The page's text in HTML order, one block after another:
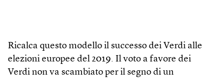
Ricalca questo modello il successo dei Verdi alle
elezioni europee del 2019. Il voto a favore dei
Verdi non va scambiato per il segno di un